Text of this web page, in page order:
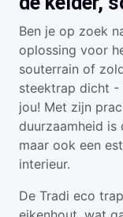
Ben je op zoek
oplossing voor
souterrain of
steektrap dicht -
jou! Met zijn
duurzaamheid is
maar ook een
interieur.
De Tradi eco